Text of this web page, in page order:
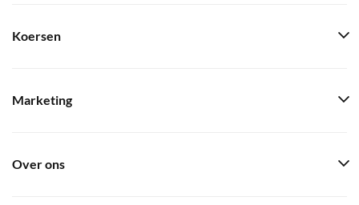
Koersen
Marketing
Over ons